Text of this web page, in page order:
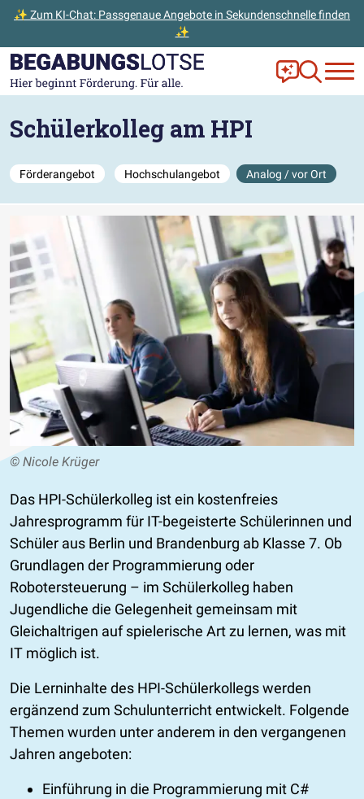
✨ Zum KI-Chat: Passgenaue Angebote in Sekundenschnelle finden
✨
Zum Hauptinhalt der Seite springen
Zur Startseite gehen Frag Ella!
Zur
Schülerkolleg am HPI
Förderangebot Hochschulangebot Analog / vor Ort
© Nicole Krüger
Das HPI-Schülerkolleg ist ein kostenfreies
Jahresprogramm für IT-begeisterte Schülerinnen und
Schüler aus Berlin und Brandenburg ab Klasse 7. Ob
Grundlagen der Programmierung oder
Robotersteuerung – im Schülerkolleg haben
Jugendliche die Gelegenheit gemeinsam mit
Gleichaltrigen auf spielerische Art zu lernen, was mit
IT möglich ist.
Die Lerninhalte des HPI-Schülerkollegs werden
ergänzend zum Schulunterricht entwickelt. Folgende
Themen wurden unter anderem in den vergangenen
Jahren angeboten:
Einführung in die Programmierung mit C#